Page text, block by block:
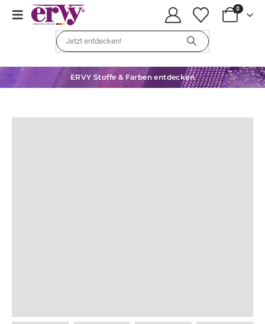
0
ERVY Stoffe & Farben entdecken